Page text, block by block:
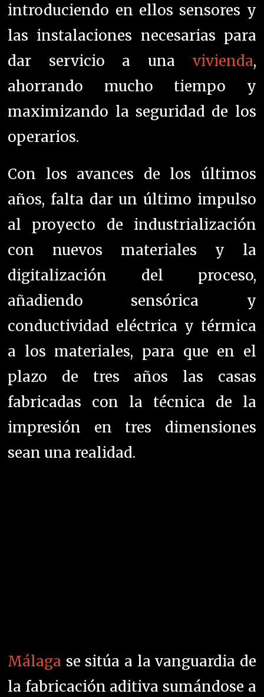
introduciendo en ellos sensores y
las instalaciones necesarias para
dar servicio a una vivienda,
ahorrando mucho tiempo y
maximizando la seguridad de los
operarios.
Con los avances de los últimos
años, falta dar un último impulso
al proyecto de industrialización
con nuevos materiales y la
digitalización del proceso,
añadiendo sensórica y
conductividad eléctrica y térmica
a los materiales, para que en el
plazo de tres años las casas
fabricadas con la técnica de la
impresión en tres dimensiones
sean una realidad.
Málaga se sitúa a la vanguardia de
la fabricación aditiva sumándose a